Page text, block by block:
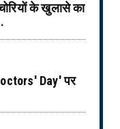
के खुलासे का
Day' पर